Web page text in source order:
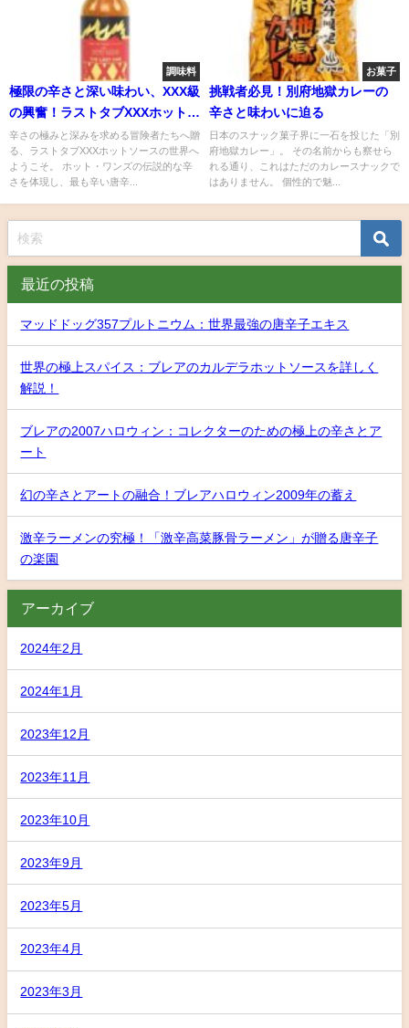
調味料
極限の辛さと深い味わい、XXX級
の興奮！ラストタブXXXホットソ
ースの世界
辛さの極みと深みを求める冒険者たちへ贈
る、ラストタブXXXホットソースの世界へ
ようこそ。 ホット・ワンズの伝説的な辛
さを体現し、最も辛い唐辛...
お菓子
挑戦者必見！別府地獄カレーの
辛さと味わいに迫る
日本のスナック菓子界に一石を投じた「別
府地獄カレー」。 その名前からも察せら
れる通り、これはただのカレースナックで
はありません。 個性的で魅...
最近の投稿
マッドドッグ357プルトニウム：世界最強の唐辛子エキス
世界の極上スパイス：ブレアのカルデラホットソースを詳しく
解説！
ブレアの2007ハロウィン：コレクターのための極上の辛さとア
ート
幻の辛さとアートの融合！ブレアハロウィン2009年の蓄え
激辛ラーメンの究極！「激辛高菜豚骨ラーメン」が贈る唐辛子
の楽園
アーカイブ
2024年2月
2024年1月
2023年12月
2023年11月
2023年10月
2023年9月
2023年5月
2023年4月
2023年3月